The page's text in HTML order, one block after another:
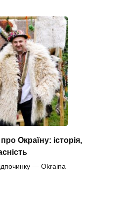
Окраїну: історія,
— Okraina